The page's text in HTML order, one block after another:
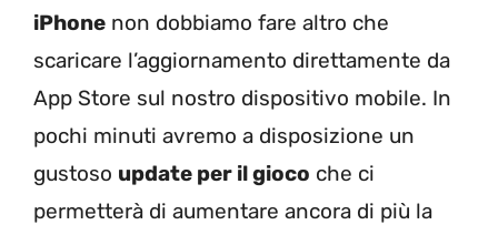
iPhone non dobbiamo fare altro che
scaricare l’aggiornamento direttamente da
App Store sul nostro dispositivo mobile. In
pochi minuti avremo a disposizione un
gustoso update per il gioco che ci
permetterà di aumentare ancora di più la